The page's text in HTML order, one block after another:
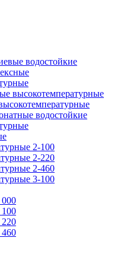
водостойкие
высокотемпературные
водостойкие
2-100
2-220
2-460
3-100